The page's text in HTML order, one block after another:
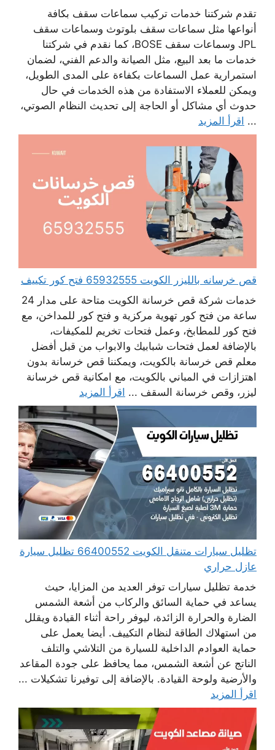
تقدم شركتنا خدمات تركيب سماعات سقف بكافة
أنواعها مثل سماعات سقف بلوتوث وسماعات سقف
JPL وسماعات سقف BOSE، كما نقدم في شركتنا
خدمات ما بعد البيع، مثل الصيانة والدعم الفني، لضمان
استمرارية عمل السماعات بكفاءة على المدى الطويل،
ويمكن للعملاء الاستفادة من هذه الخدمات في حال
حدوث أي مشاكل أو الحاجة إلى تحديث النظام الصوتي،
... اقرأ المزيد
قص خرسانه بالليزر الكويت 65932555 فتح كور تكييف
خدمات شركة قص خرسانة الكويت متاحة على مدار 24
ساعة من فتح كور تهوية مركزية و فتح كور للمداخن، مع
فتح كور للمطابخ، وعمل فتحات تخريم للمكيفات،
بالإضافة لعمل فتحات شبابيك والابواب من قبل أفضل
معلم قص خرسانة بالكويت، ويمكننا قص خرسانة بدون
اهتزازات في المباني بالكويت، مع امكانية قص خرسانة
ليزر، وقص خرسانة السقف ... اقرأ المزيد
تظليل سيارات متنقل الكويت 66400552 تظليل سيارة
عازل حراري
خدمة تظليل سيارات توفر العديد من المزايا، حيث
يساعد في حماية السائق والركاب من أشعة الشمس
الضارة والحرارة الزائدة، ليوفر راحة أثناء القيادة ويقلل
من استهلاك الطاقة لنظام التكييف. أيضا يعمل على
حماية العوادم الداخلية للسيارة من التلاشي والتلف
الناتج عن أشعة الشمس، مما يحافظ على جودة المقاعد
والأرضية ولوحة القيادة. بالإضافة إلى توفيرنا تشكيلات ...
اقرأ المزيد